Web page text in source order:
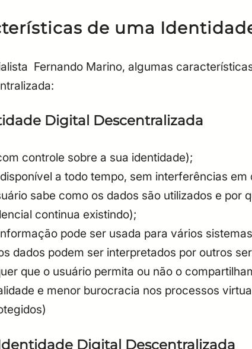
de uma
Fernando Marino, algumas
Digital Descentralizada
controle sobre a sua identidade);
a todo tempo, sem interferências
sabe como os dados são utilizados e por
continua existindo);
pode ser usada para vários
dados podem ser interpretados por outros
que o usuário permita ou não o
e menor burocracia nos processos
Digital Descentralizada